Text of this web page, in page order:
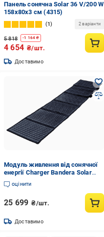
Панель сонячна Solar 36 V/200 W
158х80х3 см (4315)
1 2 варіанти
5 818 -1 164 ₴
4 654 ₴/шт.
Доставимо
Модуль живлення від сонячної
енергії Charger Bandera Solar
180L
оцінити
25 699 ₴/шт.
Доставимо